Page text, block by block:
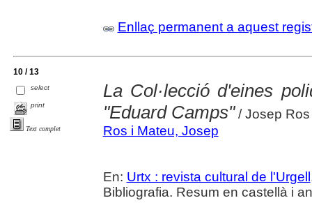
Enllaç permanent a aquest
10 / 13
select
print
Text complet
La Col·lecció d'eines
"Eduard Camps"/ Josep Ros
Ros i Mateu, Josep
En: Urtx : revista cultural de l'Urgell
Bibliografia. Resum en castellà i